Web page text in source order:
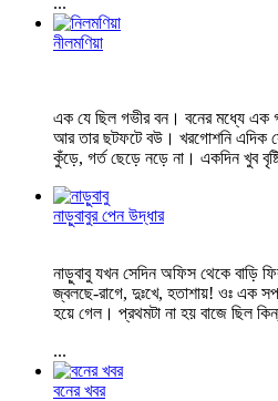
নীলমণিয়া
এক যে ছিল গভীর বন। বনের মধ্যে এক
আর তার ছটফটে বউ। খরগোশনি এদিক
কুঁড়ে, গর্ত ছেড়ে নড়ে না। একদিন খুব
নাড়ুবাবুর পেন উদ্ধার
নাড়ুবাবু যখন সেদিন অফিস থেকে বাড়ি
জ্বলছে-রাগে, দুঃখে, হতাশায়! ওঃ এক
হয়ে গেল। প্রথমটা না হয় বাজে ছিল
...
বনের খবর